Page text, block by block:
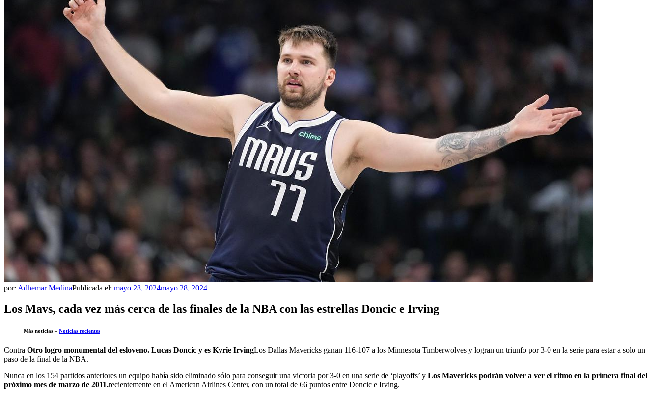
por: Adhemar MedinaPublicada el: mayo 28, 2024mayo 28, 2024
Los Mavs, cada vez más cerca de las finales de la NBA con las estrellas Doncic e Irving
Más noticias – Noticias recientes
Contra Otro logro monumental del esloveno. Lucas Doncic y es Kyrie IrvingLos Dallas Mavericks ganan 116-107 a los Minnesota Timberwolves y logran un triunfo por 3-0 en la serie para estar a solo un
paso de la final de la NBA.
Nunca en los 154 partidos anteriores un equipo había sido eliminado sólo para conseguir una victoria por 3-0 en una serie de ‘playoffs’ y Los Mavericks podrán volver a ver el ritmo en la primera final del
próximo mes de marzo de 2011.recientemente en el American Airlines Center, con un total de 66 puntos entre Doncic e Irving.